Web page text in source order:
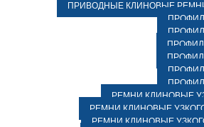
ПРИВОДНЫЕ КЛИНОВЫЕ
РЕМНИ КЛИНОВЫЕ
РЕМНИ КЛИНОВЫЕ
РЕМНИ КЛИНОВЫЕ